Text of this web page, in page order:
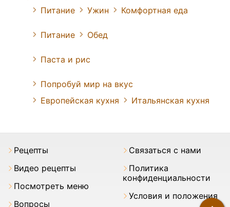
Питание
Ужин Комфортная еда
Питание Обед
Паста и рис
Попробуй мир на вкус
Европейская кухня
Итальянская кухня
Pецепты
Видео рецепты
Посмотреть меню
Вопросы
Связаться с нами
Политика
конфиденциальности
Условия и положения